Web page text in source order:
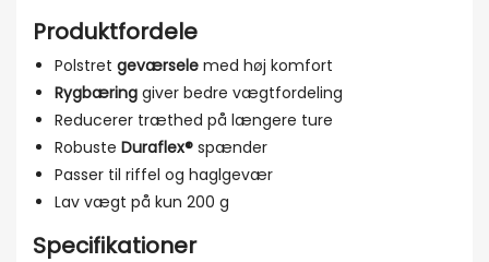
Produktfordele
Polstret geværsele med høj komfort
Rygbæring giver bedre vægtfordeling
Reducerer træthed på længere ture
Robuste Duraflex® spænder
Passer til riffel og haglgevær
Lav vægt på kun 200 g
Specifikationer